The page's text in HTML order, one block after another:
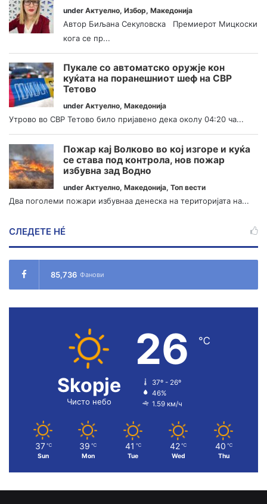
under Актуелно, Избор, Македонија
Автор Биљана Секуловска Премиерот Мицкоски
кога се пр...
Пукале со автоматско оружје кон
куќата на поранешниот шеф на СВР
Тетово
under Актуелно, Македонија
Утрово во СВР Тетово било пријавено дека околу 04:20 ча...
Пожар кај Волково во кој изгоре и куќа
се става под контрола, нов пожар
избувна зад Водно
under Актуелно, Македонија, Топ вести
Два поголеми пожари избувнаа денеска на територијата на...
СЛЕДЕТЕ НÉ
85,736 Фанови
Skopje
Чисто небо
26 ℃
37º - 26º
46%
1.59 км/ч
37 ℃
Sun
39 ℃
Mon
41 ℃
Tue
42 ℃
Wed
40 ℃
Thu